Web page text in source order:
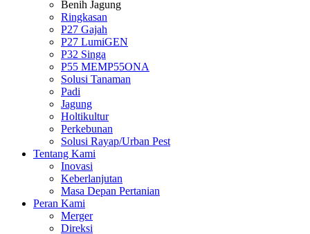
Benih Jagung
Ringkasan
P27 Gajah
P27 LumiGEN
P32 Singa
P55 MEMP55ONA
Solusi Tanaman
Padi
Jagung
Holtikultur
Perkebunan
Solusi Rayap/Urban Pest
Tentang Kami
Inovasi
Keberlanjutan
Masa Depan Pertanian
Peran Kami
Merger
Direksi